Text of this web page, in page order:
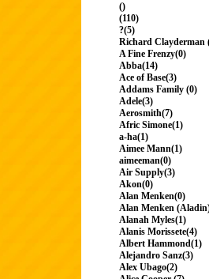
()
(110)
?(5)
Richard Clayderman
A Fine Frenzy(0)
Abba(14)
Ace of Base(3)
Addams Family (0)
Adele(3)
Aerosmith(7)
Afric Simone(1)
a-ha(1)
Aimee Mann(1)
aimeeman(0)
Air Supply(3)
Akon(0)
Alan Menken(0)
Alan Menken
Alanah Myles(1)
Alanis Morissete(4)
Albert Hammond(1)
Alejandro Sanz(3)
Alex Ubago(2)